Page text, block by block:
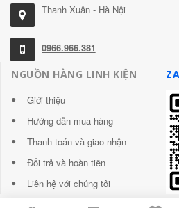
Thanh Xuân - Hà Nội
0966.966.381
NGUỒN HÀNG LINH KIỆN
Giới thiệu
Hướng dẫn mua hàng
Thanh toán và giao nhận
Đổi trả và hoàn tiền
Liên hệ với chúng tôi